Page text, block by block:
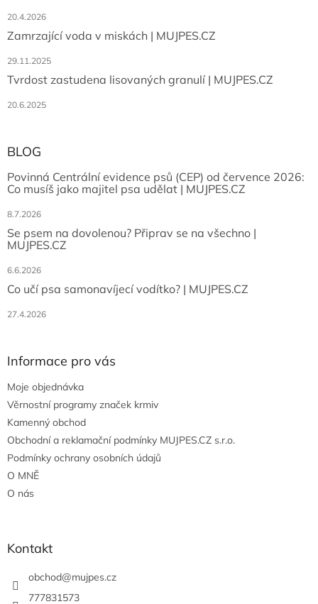
20.4.2026
Zamrzající voda v miskách | MUJPES.CZ
29.11.2025
Tvrdost zastudena lisovaných granulí | MUJPES.CZ
20.6.2025
BLOG
Povinná Centrální evidence psů (CEP) od července 2026:
Co musíš jako majitel psa udělat | MUJPES.CZ
8.7.2026
Se psem na dovolenou? Připrav se na všechno |
MUJPES.CZ
6.6.2026
Co učí psa samonavíjecí vodítko? | MUJPES.CZ
27.4.2026
Informace pro vás
Moje objednávka
Věrnostní programy značek krmiv
Kamenný obchod
Obchodní a reklamační podmínky MUJPES.CZ s.r.o.
Podmínky ochrany osobních údajů
O MNĚ
O nás
Kontakt
obchod@mujpes.cz
777831573